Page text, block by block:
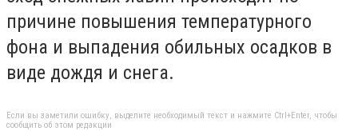
причине повышения температурного
фона и выпадения обильных осадков в
виде дождя и снега.
Если вы заметили ошибку, выделите необходимый текст и нажмите Ctrl+Enter, чтобы
сообщить об этом редакции